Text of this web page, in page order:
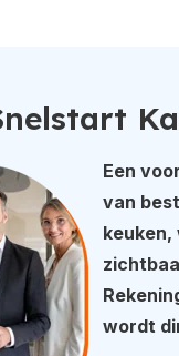
Een
van
wordt